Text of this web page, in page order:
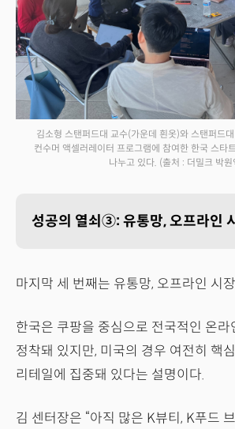
김소형 스탠퍼드대 교수(가운데 흰옷)와 스탠퍼드
컨수머 액셀러레이터 프로그램에 참여한 한국 스타
나누고 있다. (출처 : 더밀크 박원
성공의 열쇠③: 유통망, 오프라인
마지막 세 번째는 유통망, 오프라인 시
한국은 쿠팡을 중심으로 전국적인 온라
정착돼 있지만, 미국의 경우 여전히 핵
리테일에 집중돼 있다는 설명이다.
김 센터장은 “아직 많은 K뷰티, K푸드